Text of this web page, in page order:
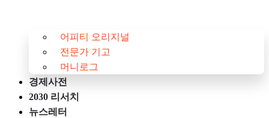
어피티 오리지널
전문가 기고
머니로그
경제사전
2030 리서치
뉴스레터